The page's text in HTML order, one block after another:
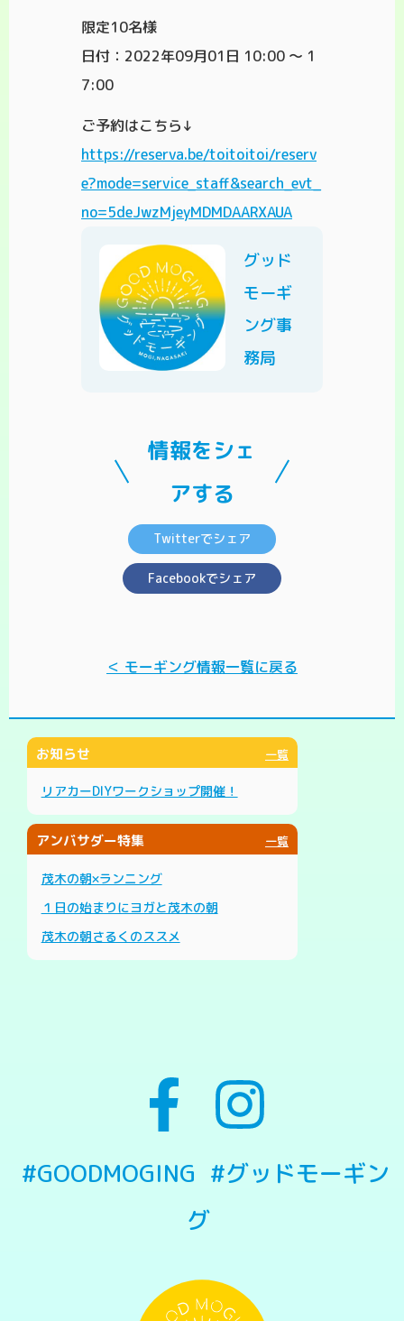
限定10名様
日付：2022年09月01日 10:00 ～ 1
7:00
ご予約はこちら↓
https://reserva.be/toitoitoi/reserv
e?mode=service_staff&search_evt_
no=5deJwzMjeyMDMDAARXAUA
グッド
モーギ
ング事
務局
情報をシェ
アする
Twitterでシェア
Facebookでシェア
＜ モーギング情報一覧に戻る
お知らせ 一覧
リアカーDIYワークショップ開催！
アンバサダー特集 一覧
茂木の朝×ランニング
１日の始まりにヨガと茂木の朝
茂木の朝さるくのススメ
#GOODMOGING #グッドモーギン
グ